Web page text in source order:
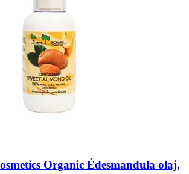
Organic Édesmandula olaj,